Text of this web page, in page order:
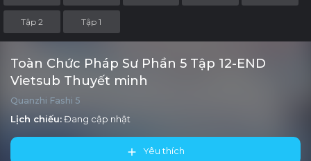
Tập 2 Tập 1
Toàn Chức Pháp Sư Phần 5 Tập 12-END
Vietsub Thuyết minh
Quanzhi Fashi 5
Lịch chiếu:Đang cập nhật
Yêu thích